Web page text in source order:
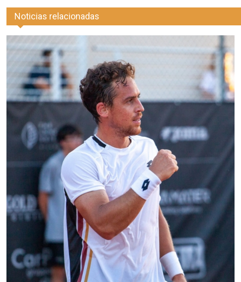
Noticias relacionadas